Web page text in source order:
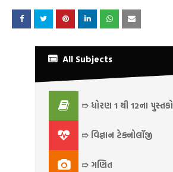
All Subjects
➱ ધોરણ 1 થી 12ના પુસ્તકો
➱ વિજ્ઞાન ટેક્નોલૉજી
➱ ગણિત